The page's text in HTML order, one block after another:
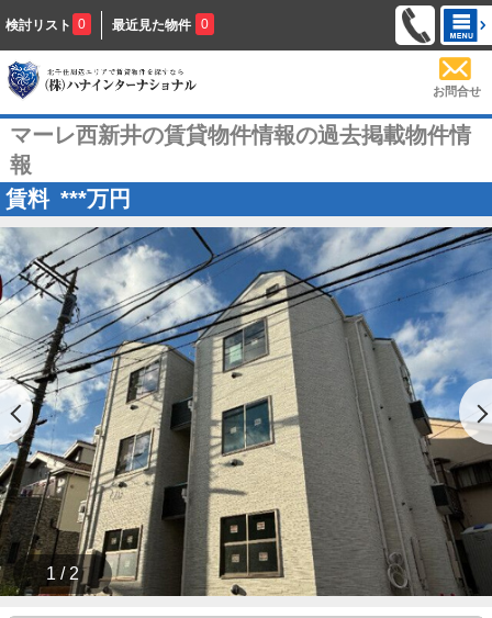
検討リスト 0 最近見た物件 0
お問合せ
マーレ西新井の賃貸物件情報の過去掲載物件情
報
賃料 ***万円
1 / 2